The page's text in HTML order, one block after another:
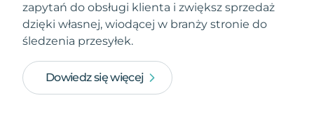
zapytań do obsługi klienta i zwiększ sprzedaż
dzięki własnej, wiodącej w branży stronie do
śledzenia przesyłek.
Dowiedz się więcej